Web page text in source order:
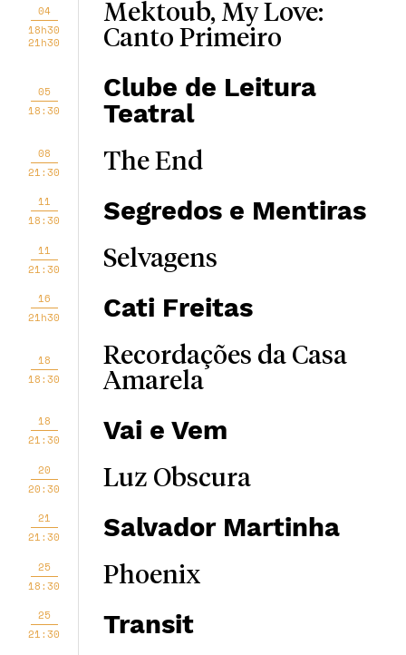
04
18h30
21h30
Mektoub, My Love:
Canto Primeiro
05
18:30
Clube de Leitura
Teatral
08
21:30
The End
11
18:30
Segredos e Mentiras
11
21:30
Selvagens
16
21h30
Cati Freitas
18
18:30
Recordações da Casa
Amarela
18
21:30
Vai e Vem
20
20:30
Luz Obscura
21
21:30
Salvador Martinha
25
18:30
Phoenix
25
21:30
Transit